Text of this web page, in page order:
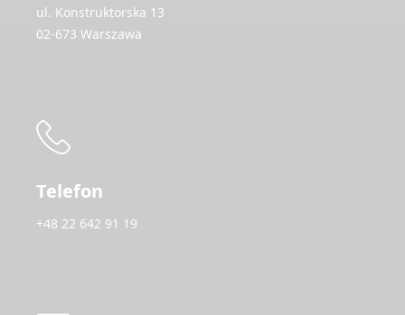
ul. Konstruktorska 13
02-673 Warszawa
Telefon
+48 22 642 91 19